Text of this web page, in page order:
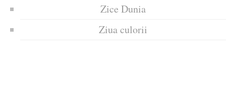
Zice Dunia
Ziua culorii